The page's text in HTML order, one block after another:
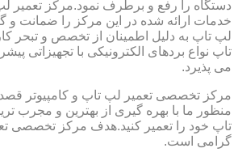
دستگاه را رفع و برطرف نمود.مرکز تعمیر
خدمات ارائه شده در این مرکز را ضمانت و
لپ تاپ به دلیل اطمینان از تخصص و تبحر
تاپ نواع بردهای الکترونیکی با تجهیزاتی
می پذیرد.
مرکز تخصصی تعمیر لپ تاپ و کامپیوتر قصد
منظور ما با بهره گیری از بهترین و مجرب
تاپ خود را تعمیر کنید.هدف مرکز تخصصی
گرامی است.